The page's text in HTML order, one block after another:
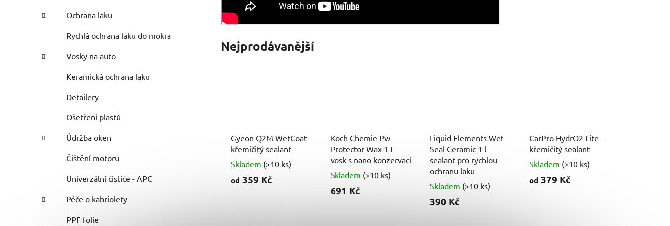
Ochrana laku
Rychlá ochrana laku do mokra
Vosky na auto
Keramická ochrana laku
Detailery
Ošetření plastů
Údržba oken
Čištění motoru
Univerzální čističe - APC
Péče o kabriolety
PPF folie
Nejprodávanější
Gyeon Q2M WetCoat -
křemičitý sealant
Skladem (>10 ks)
od 359 Kč
Koch Chemie Pw
Protector Wax 1 L -
vosk s nano konzervací
Skladem (>10 ks)
691 Kč
Liquid Elements Wet
Seal Ceramic 1 l -
sealant pro rychlou
ochranu laku
Skladem (>10 ks)
390 Kč
CarPro HydrO2 Lite -
křemičitý sealant
Skladem (>10 ks)
od 379 Kč